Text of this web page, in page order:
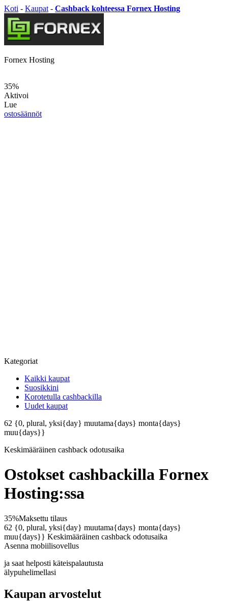
Koti - Kaupat - Cashback kohteessa Fornex Hosting
Fornex Hosting
35%
Aktivoi
Lue
ostosäännöt
Kategoriat
Kaikki kaupat
Suosikkini
Korotetulla cashbackilla
Uudet kaupat
62 {0, plural, yksi{day} muutama{days} monta{days}
muu{days}}
Keskimääräinen cashback odotusaika
Ostokset cashbackilla Fornex
Hosting:ssa
35%Maksettu tilaus
62 {0, plural, yksi{day} muutama{days} monta{days}
muu{days}} Keskimääräinen cashback odotusaika
Asenna mobiilisovellus
ja saat helposti käteispalautusta
älypuhelimellasi
Kaupan arvostelut